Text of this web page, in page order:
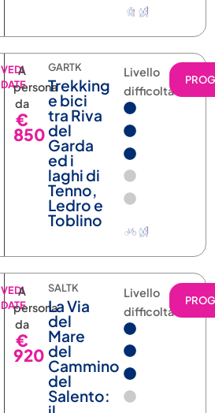
VEDI
DATE
A
persona
da
€
850
GARTK
Trekking
e bici
tra Riva
del
Garda
ed i
laghi di
Tenno,
Ledro e
Toblino
Livello
difficoltà
VEDI
DATE
A
persona
da
€
920
SALTK
La Via
del
Mare
del
Cammino
del
Salento:
Livello
difficoltà